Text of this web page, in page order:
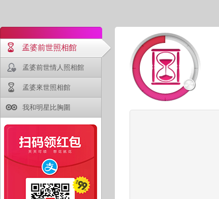
孟婆前世照相館
孟婆前世情人照相館
孟婆來世照相館
我和明星比胸圍